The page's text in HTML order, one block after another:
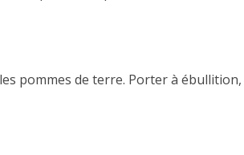
pommes de terre. Porter à ébullition,